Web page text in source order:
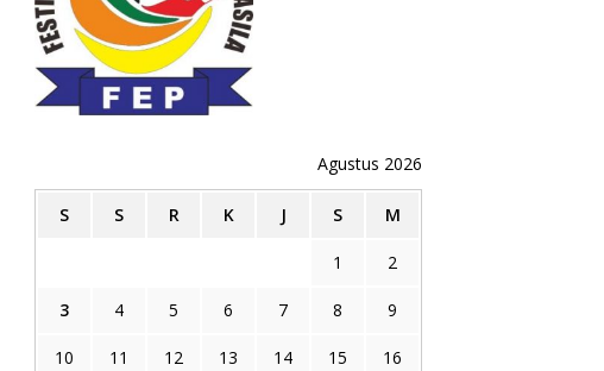
Agustus 2026
S S R K J S M
1 2
3 4 5 6 7 8 9
10 11 12 13 14 15 16